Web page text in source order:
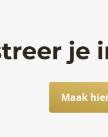
je
Maak